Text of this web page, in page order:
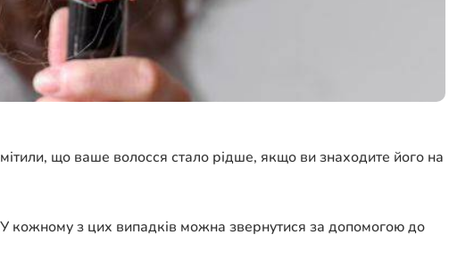
що ваше волосся стало рідше, якщо ви знаходите його на
кожному з цих випадків можна звернутися за допомогою до